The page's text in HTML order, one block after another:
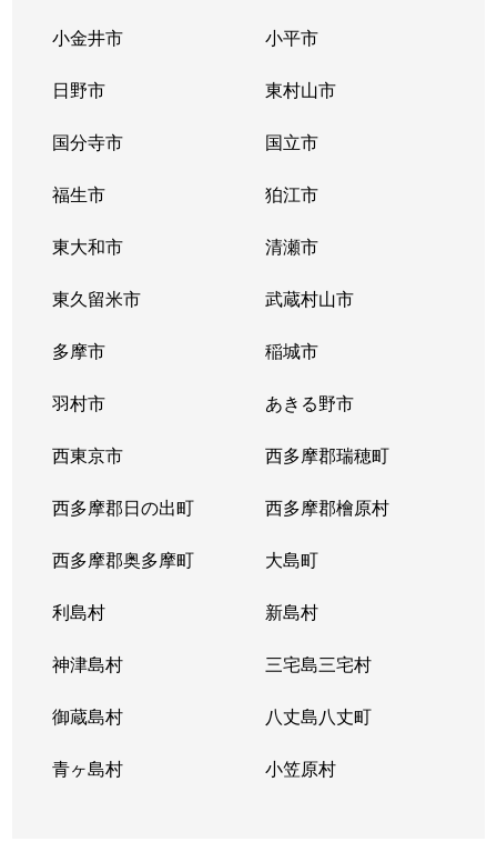
小金井市 小平市
日野市 東村山市
国分寺市 国立市
福生市 狛江市
東大和市 清瀬市
東久留米市 武蔵村山市
多摩市 稲城市
羽村市 あきる野市
西東京市 西多摩郡瑞穂町
西多摩郡日の出町 西多摩郡檜原村
西多摩郡奥多摩町 大島町
利島村 新島村
神津島村 三宅島三宅村
御蔵島村 八丈島八丈町
青ヶ島村 小笠原村